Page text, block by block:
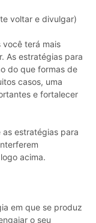
voltar e divulgar)
você terá mais
As estratégias para
do que formas de
casos, uma
e fortalecer
as estratégias para
acima.
em que se produz
o seu